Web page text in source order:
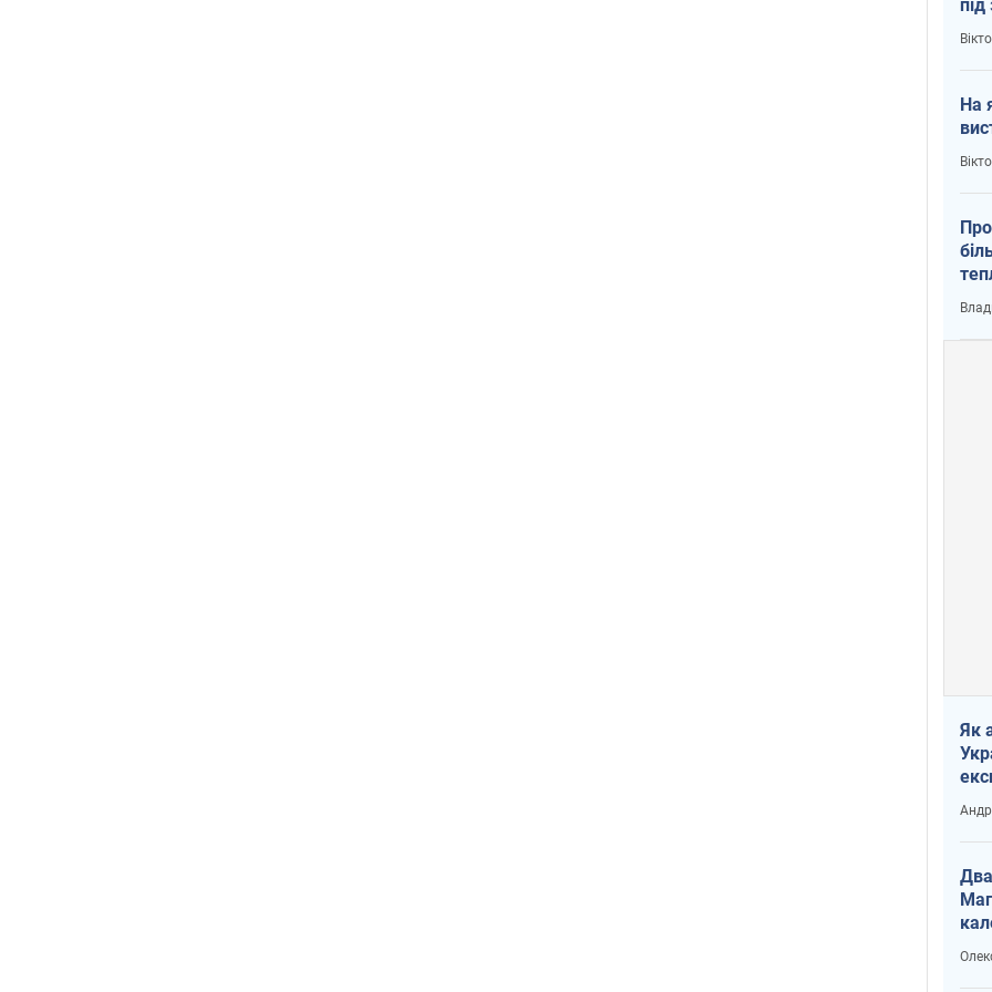
На
у
Як